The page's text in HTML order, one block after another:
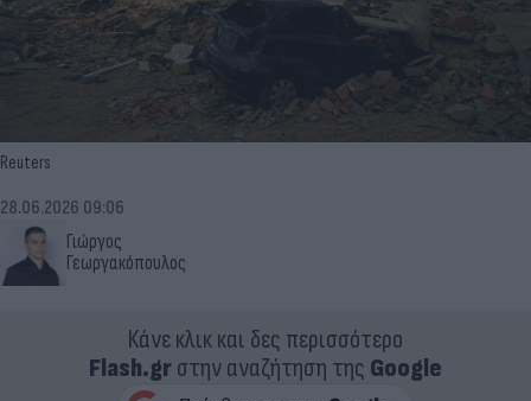
Reuters
Γιώργος
Γεωργακόπουλος
28.06.2026 09:06
Κάνε κλικ και δες περισσότερο
Flash.grστην αναζήτηση της Google